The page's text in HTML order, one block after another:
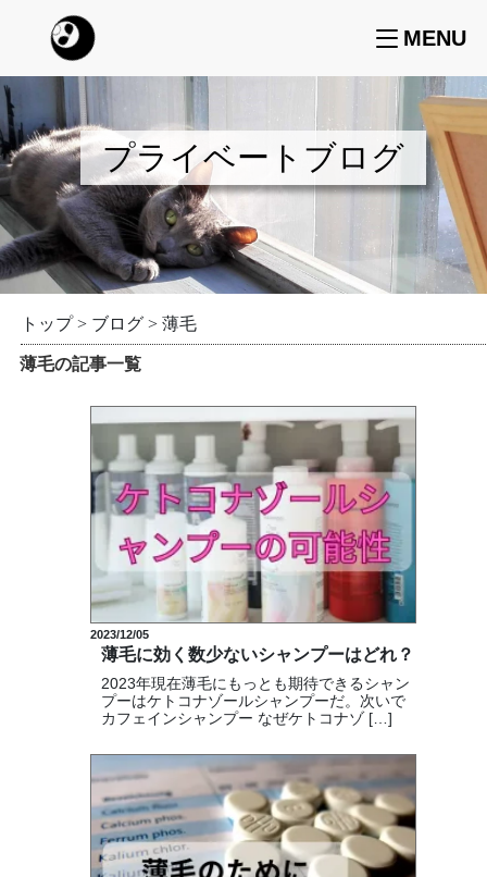
MENU
プライベートブログ
トップ> ブログ> 薄毛
薄毛の記事一覧
2023/12/05
薄毛に効く数少ないシャンプーはどれ？
2023年現在薄毛にもっとも期待できるシャン
プーはケトコナゾールシャンプーだ。次いで
カフェインシャンプー なぜケトコナゾ […]